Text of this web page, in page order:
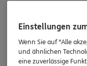
Einstellungen
Wenn Sie auf "Alle
und ähnlichen
eine zuverlässige